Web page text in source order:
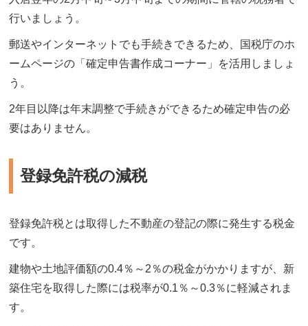
行いましょう。
郵送やインターネットでも手続きできるため、国税庁のホ
ームページの「確定申告書作成コーナー」を活用しましょ
う。
2年目以降は年末調整で手続きができるため確定申告の必
要はありません。
登録免許税の減税
登録免許税とは取得した不動産の登記の際に発生する税金
です。
建物や土地評価額の0.4％～2％の税金がかかりますが、新
築住宅を取得した際には税率が0.1％～0.3％に軽減されま
す。